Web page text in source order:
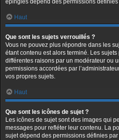
épinglés dépend des permissions définies
Haut
Que sont les sujets verrouillés ?
Vous ne pouvez plus répondre dans les
étant contenu est alors terminé. Les
différentes raisons par un modérateur ou
permissions accordées par
vos propres sujets.
Haut
Que sont les icônes de sujet ?
Les icônes de sujet sont des images qui
messages pour refléter leur contenu. La
sujet dépend des permissions définies par